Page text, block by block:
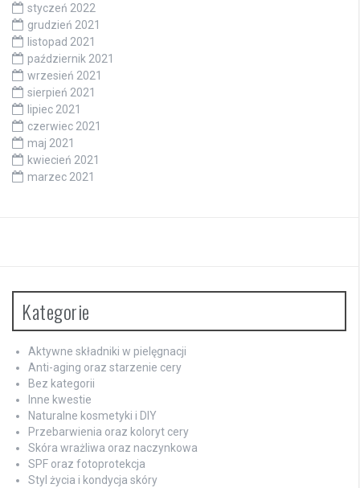
styczeń 2022
grudzień 2021
listopad 2021
październik 2021
wrzesień 2021
sierpień 2021
lipiec 2021
czerwiec 2021
maj 2021
kwiecień 2021
marzec 2021
Kategorie
Aktywne składniki w pielęgnacji
Anti-aging oraz starzenie cery
Bez kategorii
Inne kwestie
Naturalne kosmetyki i DIY
Przebarwienia oraz koloryt cery
Skóra wrażliwa oraz naczynkowa
SPF oraz fotoprotekcja
Styl życia i kondycja skóry